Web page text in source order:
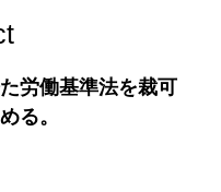
労働基準法を裁可
る。